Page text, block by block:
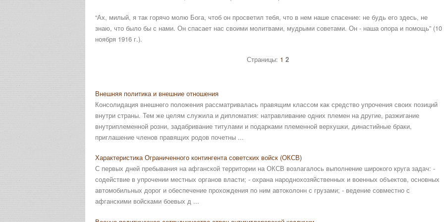
“Ах, милый, я так горячо молю Бога, чтоб он просветил тебя, что в нем наше спасение: не будь его здесь, не
знаю, что было бы с нами. Он спасает нас своими молитвами, мудрыми советами. Он - наша опора и помощь” (10
ноября 1916 г.).
Страницы: 1 2
Внешняя политика и внешние отношения
Консолидация внешнего положения рассматривалась правящим классом как средство упрочения своих позиций
внутри страны. Тем же целям служила и дипломатия: натравливание одних племен на другие, разжигание
внутриплеменной розни, задабривание титулами и подарками племенной верхушки, династийные браки,
приглашение членов правящих родов почетны ...
Характеристика Ограниченного контингента советских войск (ОКСВ)
С первых дней пребывания на афганской территории на ОКСВ возлагалось выполнение широкого круга задач: -
содействие в упрочении местных органов власти; - охрана народнохозяйственных и военных объектов, основных
автомобильных дорог и обеспечение прохождения по ним автоколонн с грузами; - ведение совместно с
афганскими войсками боевых д ...